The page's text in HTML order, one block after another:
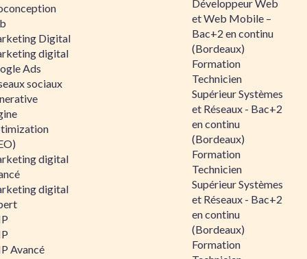
Digital
digital
Ads
sociaux
digital
digital
Avancé
Développeur Web
et Web Mobile –
Bac+2 en continu
(Bordeaux)
Formation
Technicien
Supérieur Systèmes
et Réseaux - Bac+2
en continu
(Bordeaux)
Formation
Technicien
Supérieur Systèmes
et Réseaux - Bac+2
en continu
(Bordeaux)
Formation